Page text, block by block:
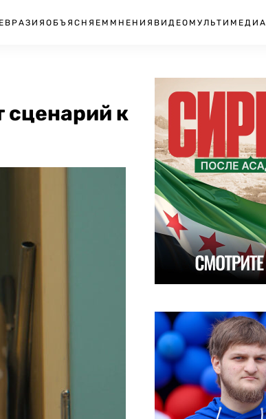
ЕВРАЗИЯ ОБЪЯСНЯЕМ МНЕНИЯ ВИДЕО МУЛЬТИМЕДИА
сценарий к